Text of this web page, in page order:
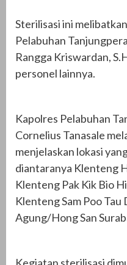
Sterilisasi ini
Pelabuhan
Rangga Kriswardan,
personel lainnya.
Kapolres Pelabuhan
Cornelius Tanasale
menjelaskan lokasi
diantaranya Klenteng
Klenteng Pak Kik Bio
Klenteng Sam Poo
Agung/Hong San